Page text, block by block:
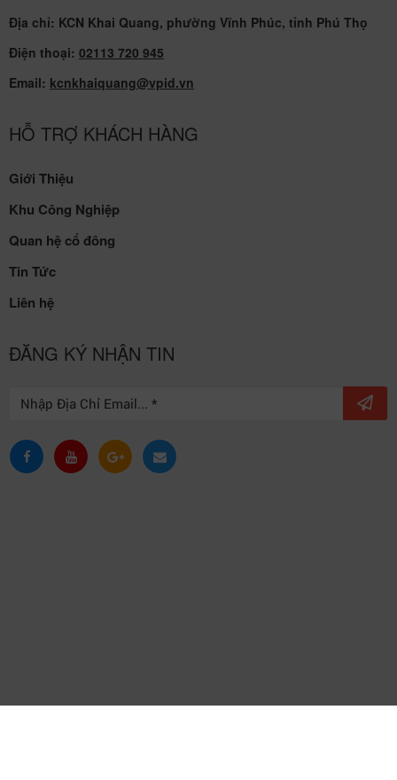
Địa chỉ: KCN Khai Quang, phường Vĩnh Phúc, tỉnh Phú Thọ
Điện thoại: 02113 720 945
Email: kcnkhaiquang@vpid.vn
HỖ TRỢ KHÁCH HÀNG
Giới Thiệu
Khu Công Nghiệp
Quan hệ cổ đông
Tin Tức
Liên hệ
ĐĂNG KÝ NHẬN TIN